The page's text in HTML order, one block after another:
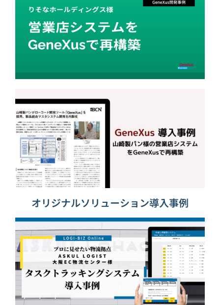
オリジナルソリューション導入事例